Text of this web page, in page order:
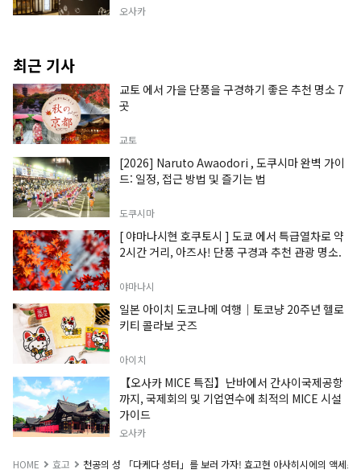
오사카
최근 기사
교토 에서 가을 단풍을 구경하기 좋은 추천 명소 7
곳
교토
[2026] Naruto Awaodori , 도쿠시마 완벽 가이
드: 일정, 접근 방법 및 즐기는 법
도쿠시마
[ 야마나시현 호쿠토시 ] 도쿄 에서 특급열차로 약
2시간 거리, 아즈사! 단풍 구경과 추천 관광 명소.
야마나시
일본 아이치 도코나메 여행｜토코냥 20주년 헬로
키티 콜라보 굿즈
아이치
【오사카 MICE 특집】난바에서 간사이국제공항
까지, 국제회의 및 기업연수에 최적의 MICE 시설
가이드
오사카
HOME 효고 천공의 성 「다케다 성터」를 보러 가자! 효고현 아사히시에의 액세스